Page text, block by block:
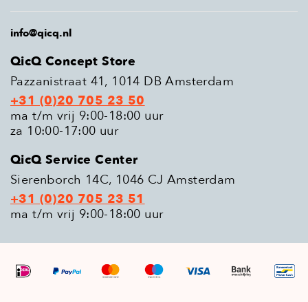
info@qicq.nl
QicQ Concept Store
Pazzanistraat 41, 1014 DB Amsterdam
+31 (0)20 705 23 50
ma t/m vrij 9:00-18:00 uur
za 10:00-17:00 uur
QicQ Service Center
Sierenborch 14C, 1046 CJ Amsterdam
+31 (0)20 705 23 51
ma t/m vrij 9:00-18:00 uur